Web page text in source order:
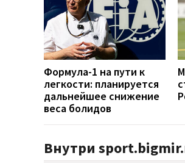
Формула-1 на пути к
легкости: планируется
дальнейшее снижение
веса болидов
Внутри